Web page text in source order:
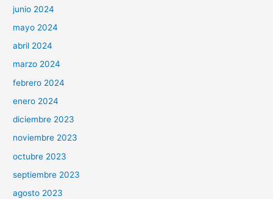
junio 2024
mayo 2024
abril 2024
marzo 2024
febrero 2024
enero 2024
diciembre 2023
noviembre 2023
octubre 2023
septiembre 2023
agosto 2023